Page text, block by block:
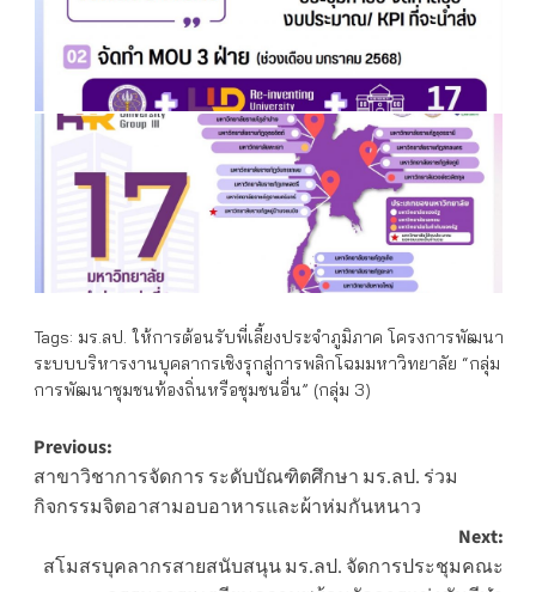
Tags: มร.ลป. ให้การต้อนรับพี่เลี้ยงประจำภูมิภาค โครงการพัฒนา
ระบบบริหารงานบุคลากรเชิงรุกสู่การพลิกโฉมมหาวิทยาลัย “กลุ่ม
การพัฒนาชุมชนท้องถิ่นหรือชุมชนอื่น” (กลุ่ม 3)
Post
navigation
Previous:
สาขาวิชาการจัดการ ระดับบัณฑิตศึกษา มร.ลป. ร่วม
กิจกรรมจิตอาสามอบอาหารและผ้าห่มกันหนาว
Next:
สโมสรบุคลากรสายสนับสนุน มร.ลป. จัดการประชุมคณะ